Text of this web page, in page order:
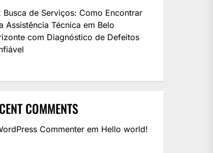
Busca de Serviços: Como Encontrar
Assistência Técnica em Belo
com Diagnóstico de Defeitos
COMMENTS
Commenter em Hello world!